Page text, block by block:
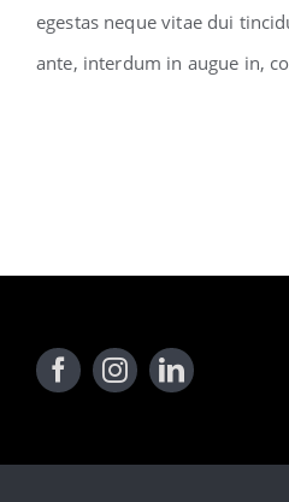
egestas neque vitae dui
ante, interdum in augue in,